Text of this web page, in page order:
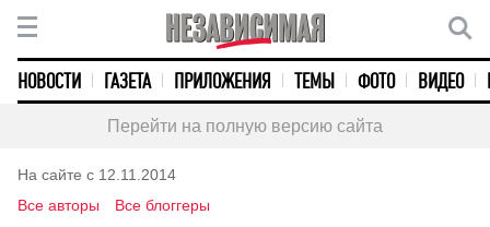
НОВОСТИ ГАЗЕТА ПРИЛОЖЕНИЯ ТЕМЫ ФОТО ВИДЕО
Перейти на полную версию сайта
На сайте с 12.11.2014
Все авторы
Все блоггеры